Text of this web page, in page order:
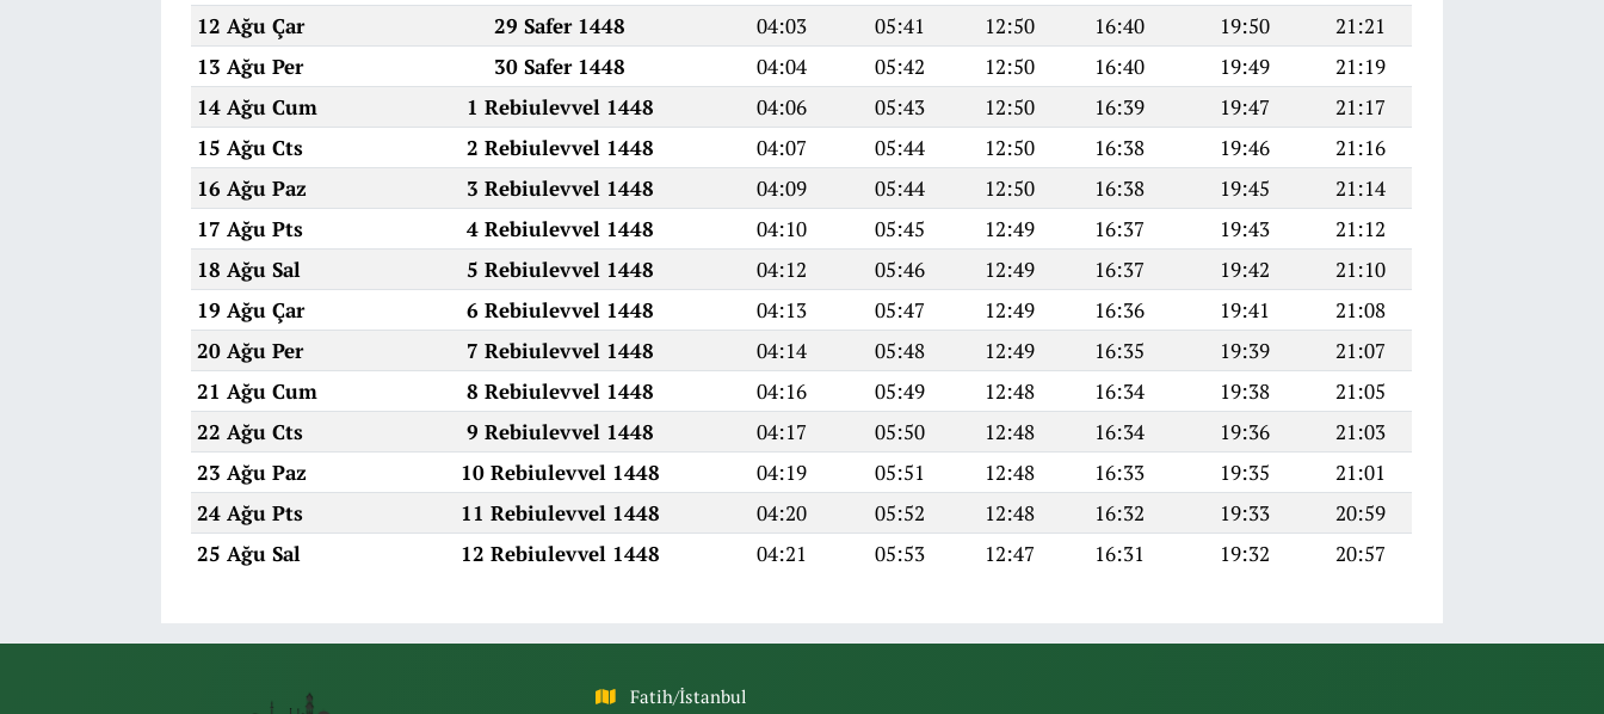
12 Ağu Çar
29 Safer 1448 04:03 05:41 12:50 16:40 19:50
21:21
13 Ağu Per
30 Safer 1448 04:04 05:42 12:50 16:40 19:49
21:19
14 Ağu Cum
1 Rebiulevvel 1448 04:06 05:43 12:50 16:39 19:47
21:17
15 Ağu Cts
2 Rebiulevvel 1448 04:07 05:44 12:50 16:38 19:46
21:16
16 Ağu Paz
3 Rebiulevvel 1448 04:09 05:44 12:50 16:38 19:45
21:14
17 Ağu Pts
4 Rebiulevvel 1448 04:10 05:45 12:49 16:37 19:43
21:12
18 Ağu Sal
5 Rebiulevvel 1448 04:12 05:46 12:49 16:37 19:42
21:10
19 Ağu Çar
6 Rebiulevvel 1448 04:13 05:47 12:49 16:36 19:41
21:08
20 Ağu Per
7 Rebiulevvel 1448 04:14 05:48 12:49 16:35 19:39
21:07
21 Ağu Cum
8 Rebiulevvel 1448 04:16 05:49 12:48 16:34 19:38
21:05
22 Ağu Cts
9 Rebiulevvel 1448 04:17 05:50 12:48 16:34 19:36
21:03
23 Ağu Paz
10 Rebiulevvel 1448 04:19 05:51 12:48 16:33 19:35
21:01
24 Ağu Pts
11 Rebiulevvel 1448 04:20 05:52 12:48 16:32 19:33
20:59
25 Ağu Sal
12 Rebiulevvel 1448 04:21 05:53 12:47 16:31 19:32 20:57
Fatih/İstanbul